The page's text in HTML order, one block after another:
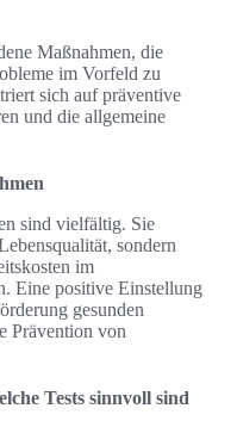
Maßnahmen, die
im Vorfeld zu
sich auf präventive
und die allgemeine
sind vielfältig. Sie
sondern
im
Eine positive Einstellung
gesunden
Prävention von
Tests sinnvoll sind